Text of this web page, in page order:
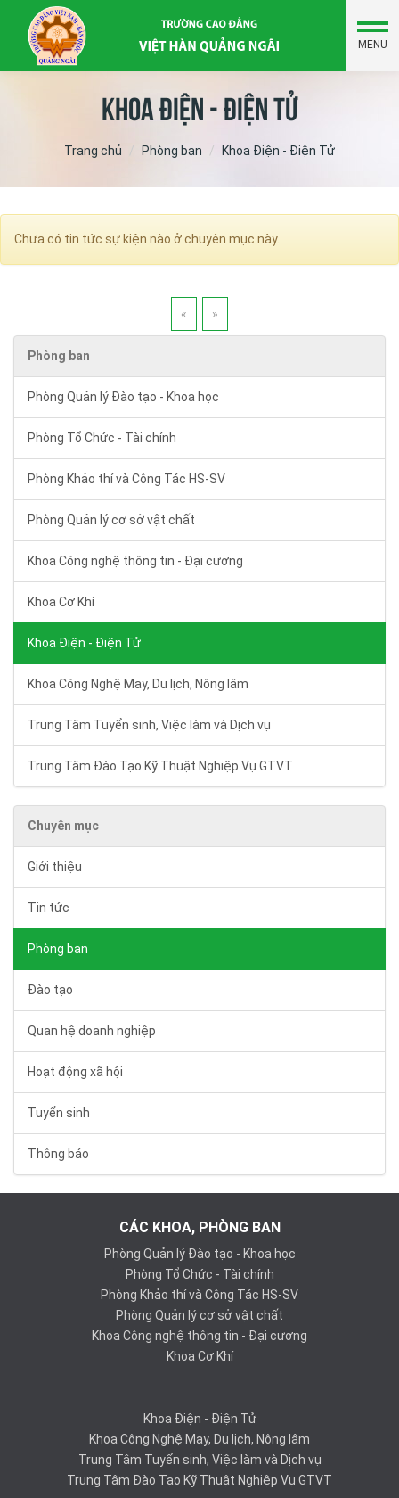
MENU
Khoa Điện - Điện Tử
Trang chủ Phòng ban Khoa Điện - Điện Tử
Chưa có tin tức sự kiện nào ở chuyên mục này.
« »
Phòng ban
Phòng Quản lý Đào tạo - Khoa học
Phòng Tổ Chức - Tài chính
Phòng Khảo thí và Công Tác HS-SV
Phòng Quản lý cơ sở vật chất
Khoa Công nghệ thông tin - Đại cương
Khoa Cơ Khí
Khoa Điện - Điện Tử
Khoa Công Nghệ May, Du lịch, Nông lâm
Trung Tâm Tuyển sinh, Việc làm và Dịch vụ
Trung Tâm Đào Tạo Kỹ Thuật Nghiệp Vụ GTVT
Chuyên mục
Giới thiệu
Tin tức
Phòng ban
Đào tạo
Quan hệ doanh nghiệp
Hoạt động xã hội
Tuyển sinh
Thông báo
CÁC KHOA, PHÒNG BAN
Phòng Quản lý Đào tạo - Khoa học
Phòng Tổ Chức - Tài chính
Phòng Khảo thí và Công Tác HS-SV
Phòng Quản lý cơ sở vật chất
Khoa Công nghệ thông tin - Đại cương
Khoa Cơ Khí
Khoa Điện - Điện Tử
Khoa Công Nghệ May, Du lịch, Nông lâm
Trung Tâm Tuyển sinh, Việc làm và Dịch vụ
Trung Tâm Đào Tạo Kỹ Thuật Nghiệp Vụ GTVT